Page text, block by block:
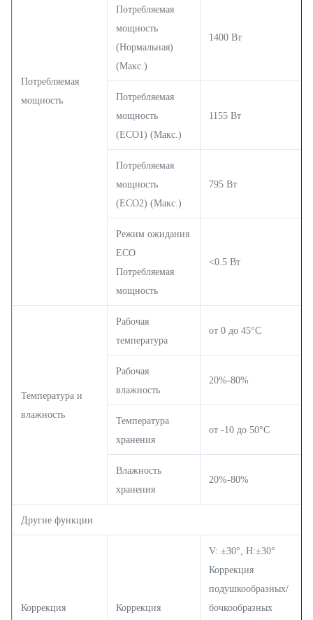
Потребляемая
мощность
Потребляемая
мощность
(Нормальная)
(Макс.)
1400 Вт
Потребляемая
мощность
(ECO1) (Макс.)
1155 Вт
Потребляемая
мощность
(ECO2) (Макс.)
795 Вт
Режим ожидания
ECO
Потребляемая
мощность
<0.5 Вт
Температура и
влажность
Рабочая
температура
от 0 до 45°C
Рабочая
влажность
20%-80%
Температура
хранения
от -10 до 50°C
Влажность
хранения
20%-80%
Другие функции
Коррекция
Коррекция
V: ±30°, H:±30°
Коррекция
подушкообразных/
бочкообразных